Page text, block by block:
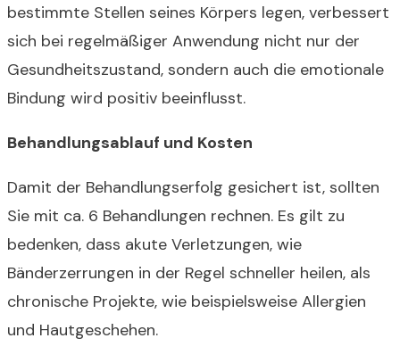
bestimmte Stellen seines Körpers legen, verbessert
sich bei regelmäßiger Anwendung nicht nur der
Gesundheitszustand, sondern auch die emotionale
Bindung wird positiv beeinflusst.
Behandlungsablauf und Kosten
Damit der Behandlungserfolg gesichert ist, sollten
Sie mit ca. 6 Behandlungen rechnen. Es gilt zu
bedenken, dass akute Verletzungen, wie
Bänderzerrungen in der Regel schneller heilen, als
chronische Projekte, wie beispielsweise Allergien
und Hautgeschehen.